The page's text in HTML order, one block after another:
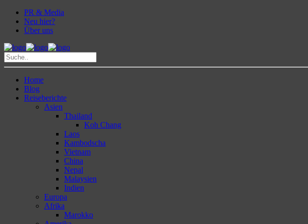
PR & Media
Neu hier?
Über uns
Home
Blog
Reiseberichte
Asien
Thailand
Koh Chang
Laos
Kambodscha
Vietnam
China
Nepal
Malaysien
Indien
Europa
Afrika
Marokko